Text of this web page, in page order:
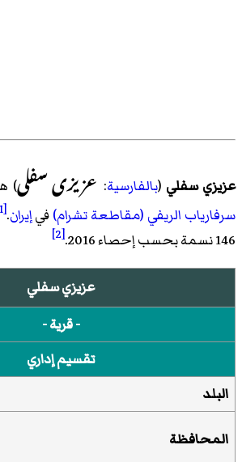
عزيزي سفلي (بالفارسية: عزیزی سفلی)
سرفارياب الريفي (مقاطعة تشرام)فيإيران.
[1]
146 نسمة بحسب
إحصاء 2016 .
[2]
عزيزي سفلي
- قرية -
تقسيم إداري
البلد
المحافظة